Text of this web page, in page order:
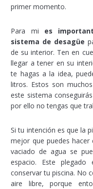
primer momento.
Para mi es
sistema de desagüe
de su interior. Ten en
llegar a tener en su
te hagas a la idea,
litros. Estos son
este sistema
por ello no tengas que
Si tu intención es que la
mejor que puedes
vaciado de agua se
espacio. Este
conservar tu piscina. No
aire libre, porque